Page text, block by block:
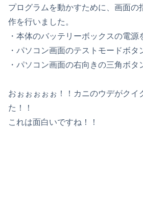
プログラムを動かすために、画面の
作を行いました。
・本体のバッテリーボックスの電源
・パソコン画面のテストモードボタ
・パソコン画面の右向きの三角ボタ
おぉぉぉぉぉ！！カニのウデがクイ
た！！
これは面白いですね！！